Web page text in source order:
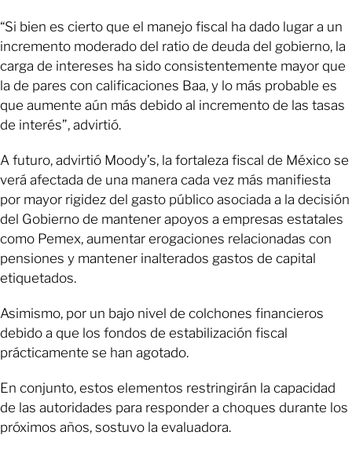
“Si bien es cierto que el manejo fiscal ha dado lugar a un
incremento moderado del ratio de deuda del gobierno, la
carga de intereses ha sido consistentemente mayor que
la de pares con calificaciones Baa, y lo más probable es
que aumente aún más debido al incremento de las tasas
de interés”, advirtió.
A futuro, advirtió Moody’s, la fortaleza fiscal de México se
verá afectada de una manera cada vez más manifiesta
por mayor rigidez del gasto público asociada a la decisión
del Gobierno de mantener apoyos a empresas estatales
como Pemex, aumentar erogaciones relacionadas con
pensiones y mantener inalterados gastos de capital
etiquetados.
Asimismo, por un bajo nivel de colchones financieros
debido a que los fondos de estabilización fiscal
prácticamente se han agotado.
En conjunto, estos elementos restringirán la capacidad
de las autoridades para responder a choques durante los
próximos años, sostuvo la evaluadora.